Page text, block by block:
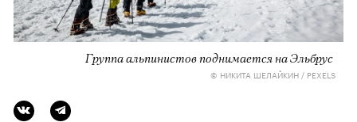
Группа альпинистов поднимается на Эльбрус
© НИКИТА ШЕЛАЙКИН / PEXELS